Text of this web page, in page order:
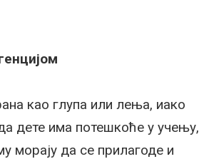
као глупа или лења, иако
дете има потешкоће у учењу,
морају да се прилагоде и